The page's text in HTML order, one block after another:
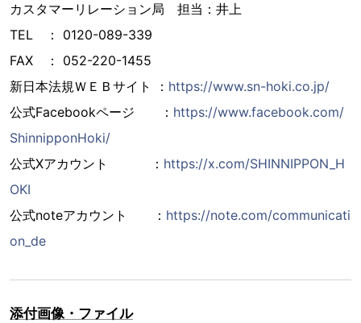
カスタマーリレーション局 担当：井上
TEL ： 0120-089-339
FAX ： 052-220-1455
新日本法規ＷＥＢサイト ： https://www.sn-hoki.co.jp/
公式Facebookページ ： https://www.facebook.com/
ShinnipponHoki/
公式Xアカウント ： https://x.com/SHINNIPPON_H
OKI
公式noteアカウント ： https://note.com/communicati
on_de
添付画像・ファイル